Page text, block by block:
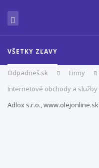
VŠETKY ZĽAVY
Odpadneš.sk
Firmy
Internetové obchody a služby
Adlox s.r.o., www.olejonline.sk